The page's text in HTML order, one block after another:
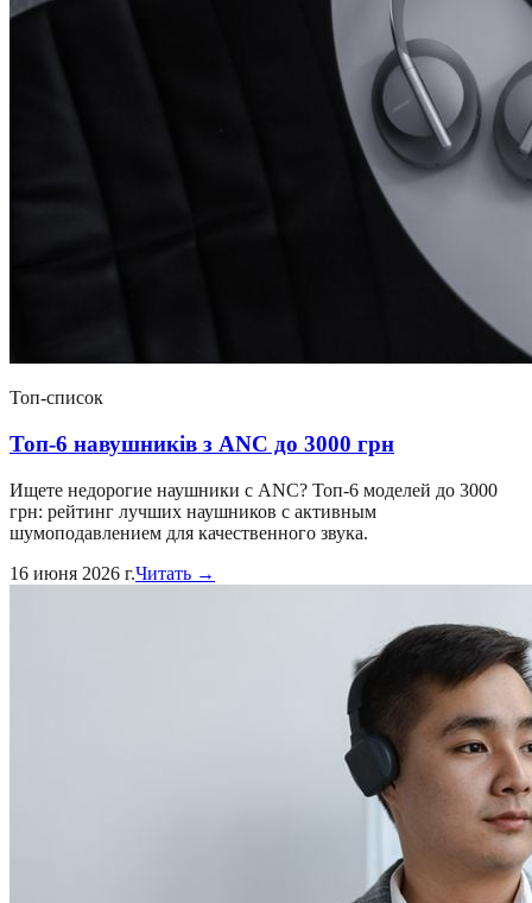
Топ-список
Топ-6 навушників з ANC до 3000 грн
Ищете недорогие наушники с ANC? Топ-6 моделей до 3000
грн: рейтинг лучших наушников с активным
шумоподавлением для качественного звука.
16 июня 2026 г.Читать →